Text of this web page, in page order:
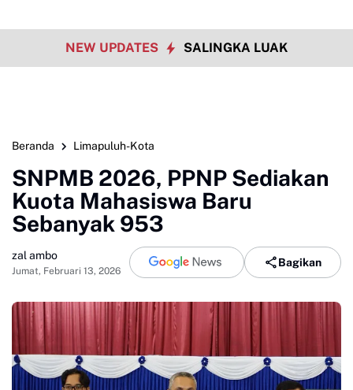
NEW UPDATES SALINGKA LUAK
Beranda Limapuluh-Kota
SNPMB 2026, PPNP Sediakan
Kuota Mahasiswa Baru
Sebanyak 953
zal ambo
Jumat, Februari 13, 2026
Bagikan